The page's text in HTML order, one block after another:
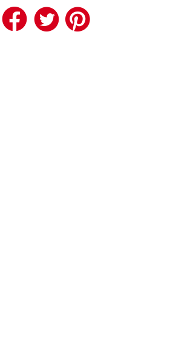
Facebook
Twitter